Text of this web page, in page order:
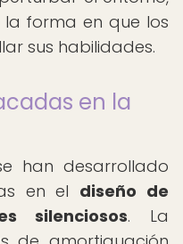
forma en que los
sus habilidades.
en la
han desarrollado
en el diseño de
silenciosos. La